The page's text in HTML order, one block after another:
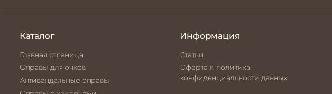
Каталог
Главная страница
Оправы для очков
Антивандальные оправы
Информация
Статьи
Оферта и политика
конфиденциальности данных